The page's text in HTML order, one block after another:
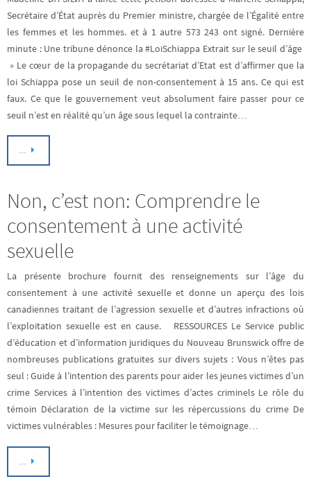
Secrétaire d’État auprès du Premier ministre, chargée de l’Égalité entre
les femmes et les hommes. et à 1 autre 573 243 ont signé. Dernière
minute : Une tribune dénonce la #LoiSchiappa Extrait sur le seuil d’âge
» Le cœur de la propagande du secrétariat d’Etat est d’affirmer que la
loi Schiappa pose un seuil de non-consentement à 15 ans. Ce qui est
faux. Ce que le gouvernement veut absolument faire passer pour ce
seuil n’est en réalité qu’un âge sous lequel la contrainte…
…
Non, c’est non: Comprendre le
consentement à une activité
sexuelle
La présente brochure fournit des renseignements sur l’âge du
consentement à une activité sexuelle et donne un aperçu des lois
canadiennes traitant de l’agression sexuelle et d’autres infractions où
l’exploitation sexuelle est en cause. RESSOURCES Le Service public
d’éducation et d’information juridiques du Nouveau Brunswick offre de
nombreuses publications gratuites sur divers sujets : Vous n’êtes pas
seul : Guide à l’intention des parents pour aider les jeunes victimes d’un
crime Services à l’intention des victimes d’actes criminels Le rôle du
témoin Déclaration de la victime sur les répercussions du crime De
victimes vulnérables : Mesures pour faciliter le témoignage…
…